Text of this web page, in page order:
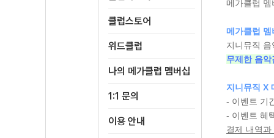
클럽스토어
위드클럽
나의 메가클럽 멤버십
1:1 문의
이용 안내
메가클럽
메가클럽
지니뮤직
무제한 음
지니뮤직 X
- 이벤트 기
- 이벤트 혜
결제 내역